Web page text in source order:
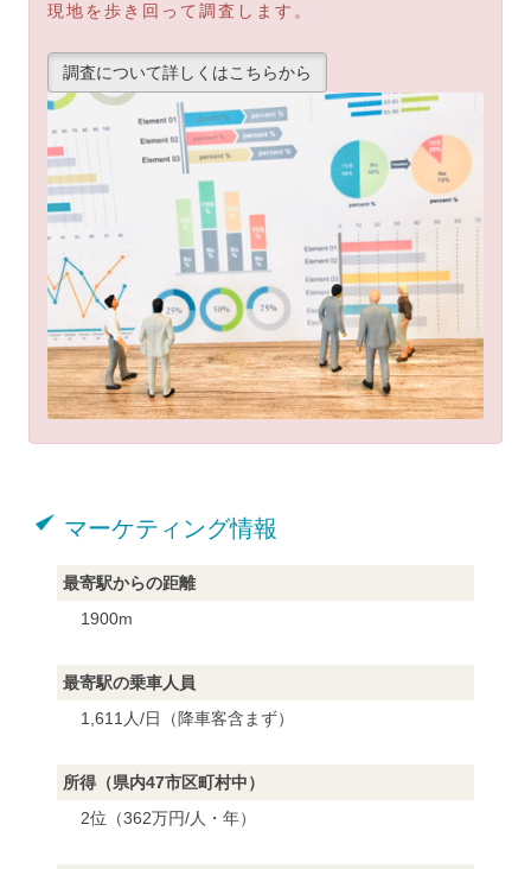
現地を歩き回って調査します。
調査について詳しくはこちらから
マーケティング情報
最寄駅からの距離
1900m
最寄駅の乗車人員
1,611人/日（降車客含まず）
所得（県内47市区町村中）
2位（362万円/人・年）